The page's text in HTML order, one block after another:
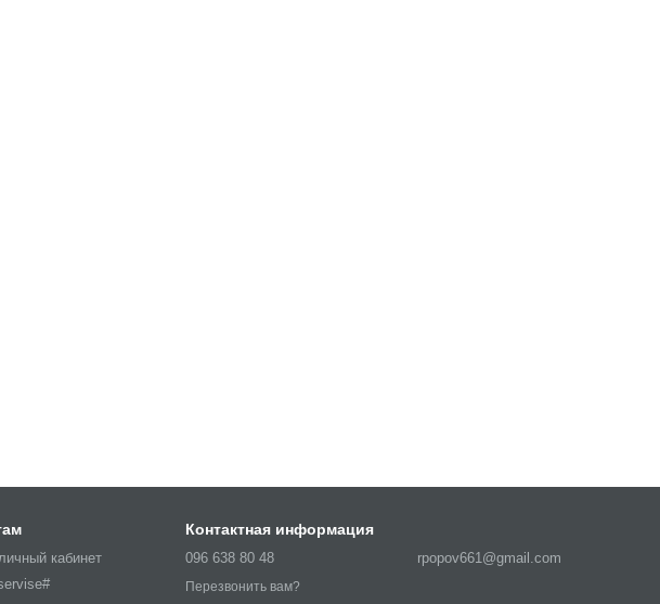
кабинет
Контактная информация
096 638 80 48
Перезвонить вам?
rpopov661@gmail.com